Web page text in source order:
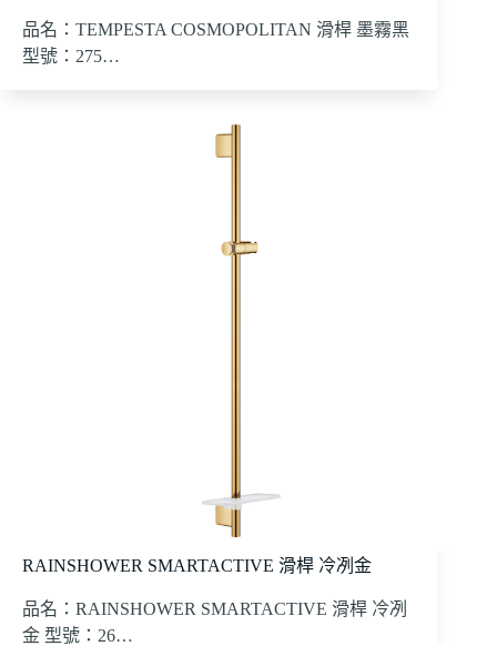
品名：TEMPESTA COSMOPOLITAN 滑桿 墨霧黑
型號：275…
RAINSHOWER SMARTACTIVE 滑桿 冷冽金
品名：RAINSHOWER SMARTACTIVE 滑桿 冷冽
金 型號：26…